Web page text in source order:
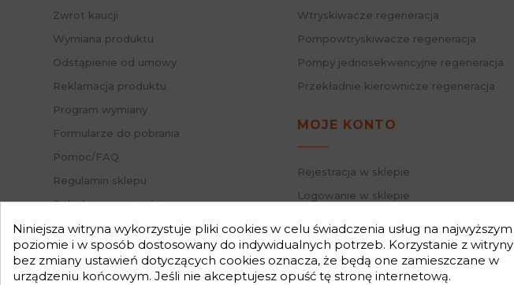
Zwrot kaucji
Wymiana produktu
Odstąpienie od umowy
Reklamacja produktu
Program wymiany
Formularze do pobrania
Pomoc/FAQ
Regulamin sklepu
Polityka prywatności
Mapa strony
Nasz Blog
Słownik pojęć
Wtryskiwacze regeneracja
Pompowtryskiwacze regeneracja
Pompy jednosekwencyjne regeneracja
Przekładnie kierownicze regeneracja
MOJE KONTO
Rejestracja w sklepie
Logowanie w sklepie
Status zamówienia
Niniejsza witryna wykorzystuje pliki cookies w celu świadczenia usług na najwyższym
poziomie i w sposób dostosowany do indywidualnych potrzeb. Korzystanie z witryny
bez zmiany ustawień dotyczących cookies oznacza, że będą one zamieszczane w
urządzeniu końcowym. Jeśli nie akceptujesz opuść tę stronę internetową.